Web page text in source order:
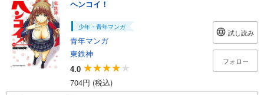
ヘンコイ！
少年・青年マンガ
青年マンガ
東鉄神
4.0
704円 (税込)
試し読み
フォロー